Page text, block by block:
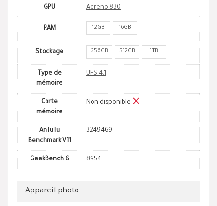
GPU Adreno 830
RAM 12GB 16GB
Stockage 256GB 512GB 1TB
Type de
mémoire
UFS 4.1
Carte
mémoire
Non disponible
AnTuTu
Benchmark V11
3249469
GeekBench 6 8954
Appareil photo